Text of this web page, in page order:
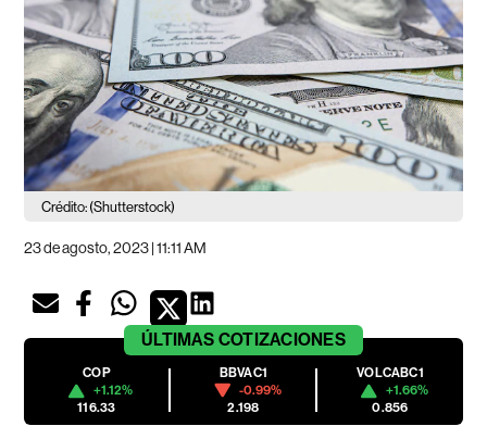
Crédito: (Shutterstock)
23 de agosto, 2023 | 11:11 AM
ÚLTIMAS COTIZACIONES
COP
+1.12%
116.33
BBVAC1
-0.99%
2.198
VOLCABC1
+1.66%
0.856